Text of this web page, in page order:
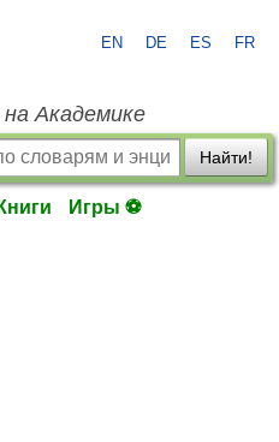
EN DE ES FR
Академике
Найти!
Книги Игры ⚽